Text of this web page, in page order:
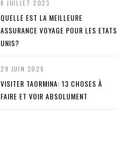
8 JUILLET 2023
QUELLE EST LA MEILLEURE
ASSURANCE VOYAGE POUR LES ETATS
UNIS?
29 JUIN 2026
VISITER TAORMINA: 13 CHOSES À
FAIRE ET VOIR ABSOLUMENT